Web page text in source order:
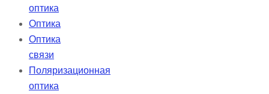
оптика
Оптика
Оптика
связи
Поляризационная
оптика